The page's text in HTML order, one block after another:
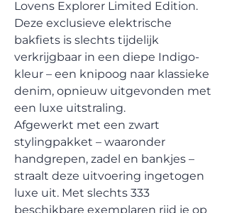
Lovens Explorer Limited Edition.
Deze exclusieve elektrische
bakfiets is slechts tijdelijk
verkrijgbaar in een diepe Indigo-
kleur – een knipoog naar klassieke
denim, opnieuw uitgevonden met
een luxe uitstraling.
Afgewerkt met een zwart
stylingpakket – waaronder
handgrepen, zadel en bankjes –
straalt deze uitvoering ingetogen
luxe uit. Met slechts 333
beschikbare exemplaren rijd je op